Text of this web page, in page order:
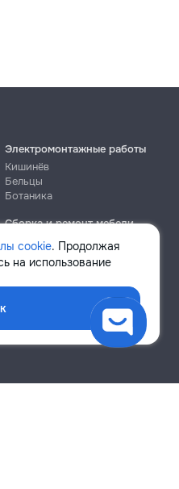
cookie. Продолжая
на использование
Электромонтажные работы
Кишинёв
Бельцы
Ботаника
Сборка и ремонт мебели
Кишинёв
Ботаника